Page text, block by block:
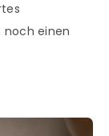
noch einen